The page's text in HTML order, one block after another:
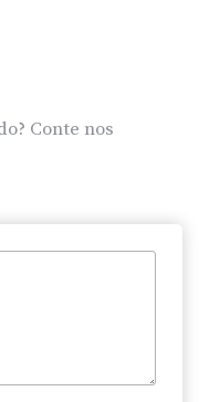
Conte nos